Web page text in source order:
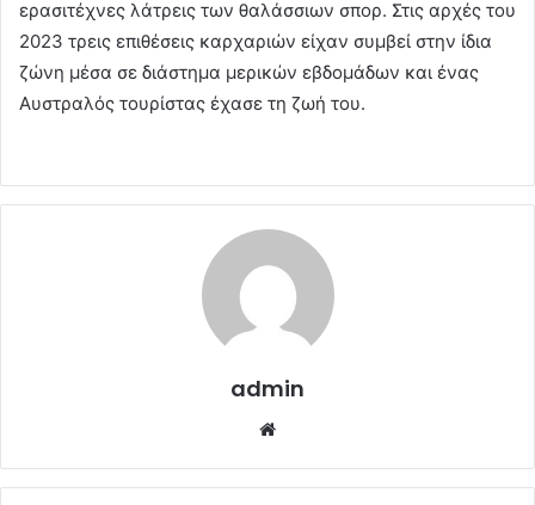
ερασιτέχνες λάτρεις των θαλάσσιων σπορ. Στις αρχές του
2023 τρεις επιθέσεις καρχαριών είχαν συμβεί στην ίδια
ζώνη μέσα σε διάστημα μερικών εβδομάδων και ένας
Αυστραλός τουρίστας έχασε τη ζωή του.
admin